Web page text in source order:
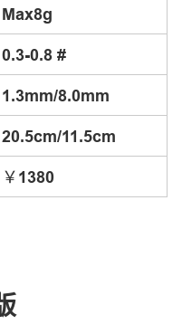
Max8g
0.3-0.8 #
1.3mm/8.0mm
20.5cm/11.5cm
￥1380